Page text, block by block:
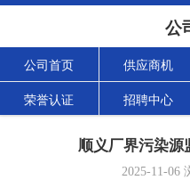
公
公司首页 供应商机
荣誉认证 招聘中心
顺义厂界污染源
2025-11-06